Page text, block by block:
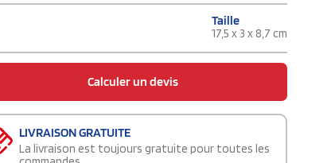
Taille
17,5 x 3 x 8,7 cm
Calculer un devis
LIVRAISON GRATUITE
La livraison est toujours gratuite pour toutes les